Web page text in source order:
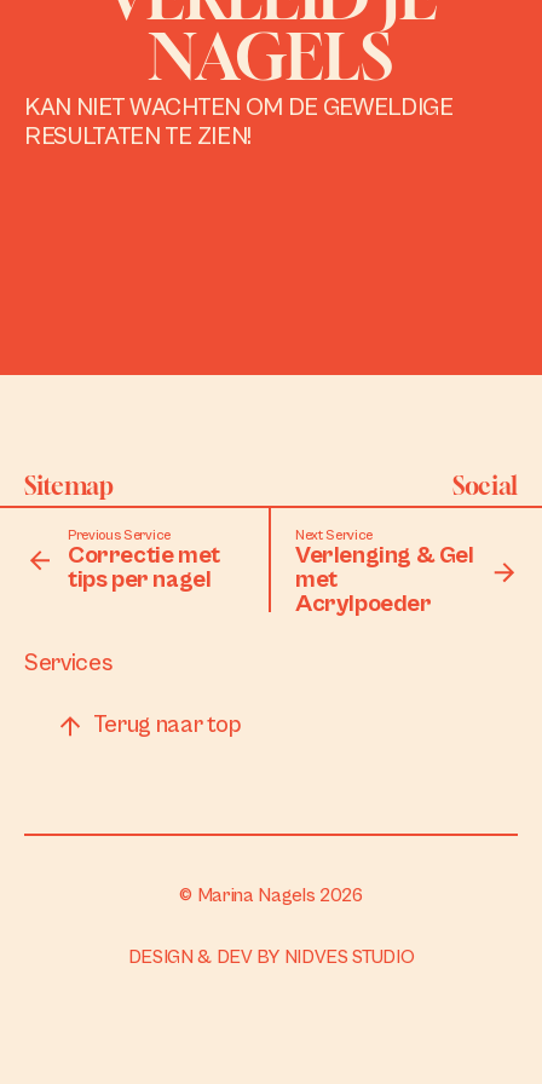
NAGELS
KAN NIET WACHTEN OM DE GEWELDIGE
RESULTATEN TE ZIEN!
Previous Service
Correctie met
tips per nagel
Next Service
Verlenging & Gel
met
Acrylpoeder
Sitemap
Home
Services
Social
Facebook
Instagram
Terug naar top
© Marina Nagels 2026
DESIGN & DEV BY NIDVES STUDIO